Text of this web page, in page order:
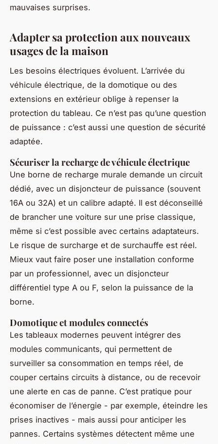
mauvaises surprises.
Adapter sa protection aux nouveaux
usages de la maison
Les besoins électriques évoluent. L’arrivée du
véhicule électrique, de la domotique ou des
extensions en extérieur oblige à repenser la
protection du tableau. Ce n’est pas qu’une question
de puissance : c’est aussi une question de sécurité
adaptée.
Sécuriser la recharge de véhicule électrique
Une borne de recharge murale demande un circuit
dédié, avec un disjoncteur de puissance (souvent
16A ou 32A) et un calibre adapté. Il est déconseillé
de brancher une voiture sur une prise classique,
même si c’est possible avec certains adaptateurs.
Le risque de surcharge et de surchauffe est réel.
Mieux vaut faire poser une installation conforme
par un professionnel, avec un disjoncteur
différentiel type A ou F, selon la puissance de la
borne.
Domotique et modules connectés
Les tableaux modernes peuvent intégrer des
modules communicants, qui permettent de
surveiller sa consommation en temps réel, de
couper certains circuits à distance, ou de recevoir
une alerte en cas de panne. C’est pratique pour
économiser de l’énergie - par exemple, éteindre les
prises inactives - mais aussi pour anticiper les
pannes. Certains systèmes détectent même une